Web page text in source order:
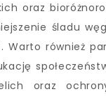
oraz
śladu
Warto również
oraz